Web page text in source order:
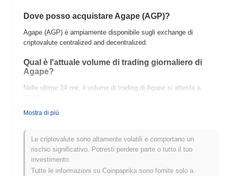
Dove posso acquistare Agape (AGP)?
Agape (AGP) è ampiamente disponibile sugli exchange di
criptovalute centralized and decentralized.
Qual è l'attuale volume di trading giornaliero di
Agape?
Nelle ultime 24 ore, il volume di trading di Agape si attesta a
Qual è lo storico della fascia di prezzo di Agape?
Massimo Storico (ATH):
Minimo Storico (ATL):
Mostra di più
Le criptovalute sono altamente volatili e comportano un
rischio significativo. Potresti perdere parte o tutto il tuo
investimento.
Tutte le informazioni su Coinpaprika sono fornite solo a